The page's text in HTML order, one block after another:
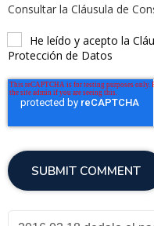
Consultar la Cláusula de
He leído y acepto la
Protección de Datos